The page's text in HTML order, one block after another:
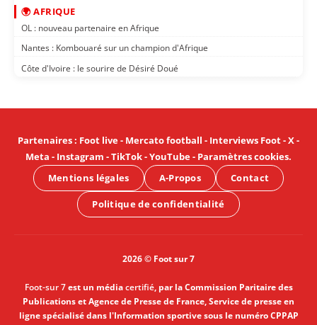
🌍 AFRIQUE
OL : nouveau partenaire en Afrique
Nantes : Kombouaré sur un champion d'Afrique
Côte d'Ivoire : le sourire de Désiré Doué
Partenaires: Foot live- Mercato football - Interviews Foot-X-
Meta - Instagram -TikTok-YouTube- Paramètres cookies.
Mentions légales
A-Propos Contact
Politique de confidentialité
2026 © Foot sur 7
Foot-sur 7est un médiacertifié, par la Commission Paritaire des
Publications et Agence de Presse de France, Service de presse en
ligne spécialisé dans l'Information sportive sous le numéro CPPAP